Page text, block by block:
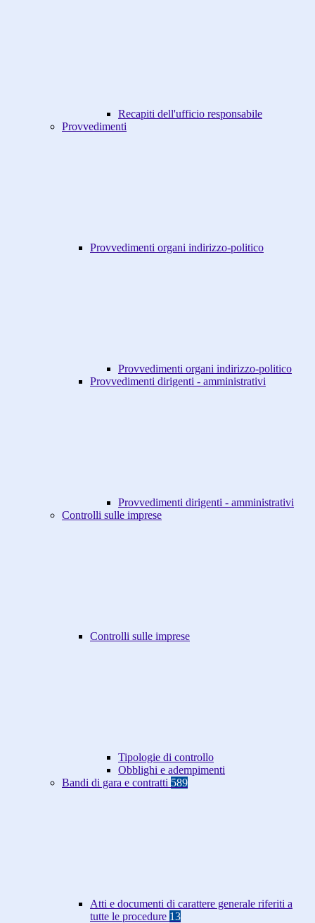
Recapiti dell'ufficio responsabile
Provvedimenti
Provvedimenti organi indirizzo-politico
Provvedimenti organi indirizzo-politico
Provvedimenti dirigenti - amministrativi
Provvedimenti dirigenti - amministrativi
Controlli sulle imprese
Controlli sulle imprese
Tipologie di controllo
Obblighi e adempimenti
Bandi di gara e contratti 589
Atti e documenti di carattere generale riferiti a
tutte le procedure 13